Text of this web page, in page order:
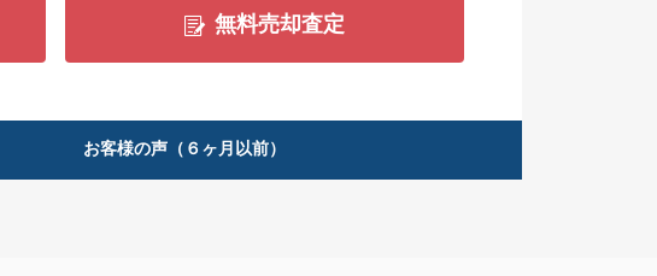
無料売却査定
お客様の声（６ヶ月以前）